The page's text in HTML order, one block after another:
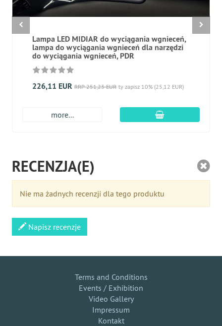
Lampa LED MIDIAR do wyciągania wgnieceń,
lampa do wyciągania wgnieceń dla narzędzi
do wyciągania wgnieceń, PDR
226,11 EUR RRP 251,23 EUR ty zapisz 10% (25,12 EUR)
more... dodaj do
RECENZJA(E)
Nie ma żadnych recenzji dla tego produktu
Napisz recenzje
Terms and Conditions
Events / Exhibition
Video Gallery
Impressum
Kontakt